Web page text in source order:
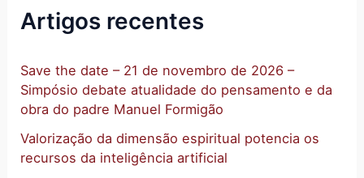
Artigos recentes
Save the date – 21 de novembro de 2026 –
Simpósio debate atualidade do pensamento e da
obra do padre Manuel Formigão
Valorização da dimensão espiritual potencia os
recursos da inteligência artificial